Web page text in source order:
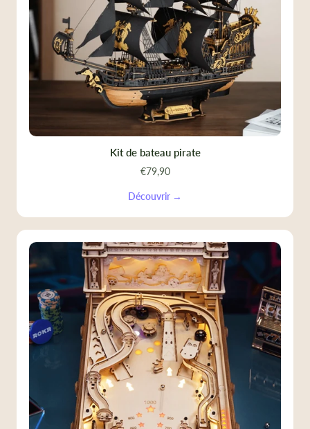
Kit de bateau pirate
€79,90
Découvrir →